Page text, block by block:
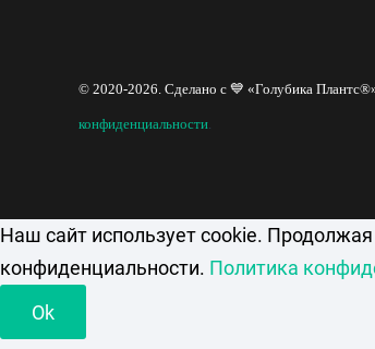
© 2020-2026. Сделано с 💙 «Голубика
конфиденциальности.
Наш сайт использует cookie.
конфиденциальности. Политика
Ok